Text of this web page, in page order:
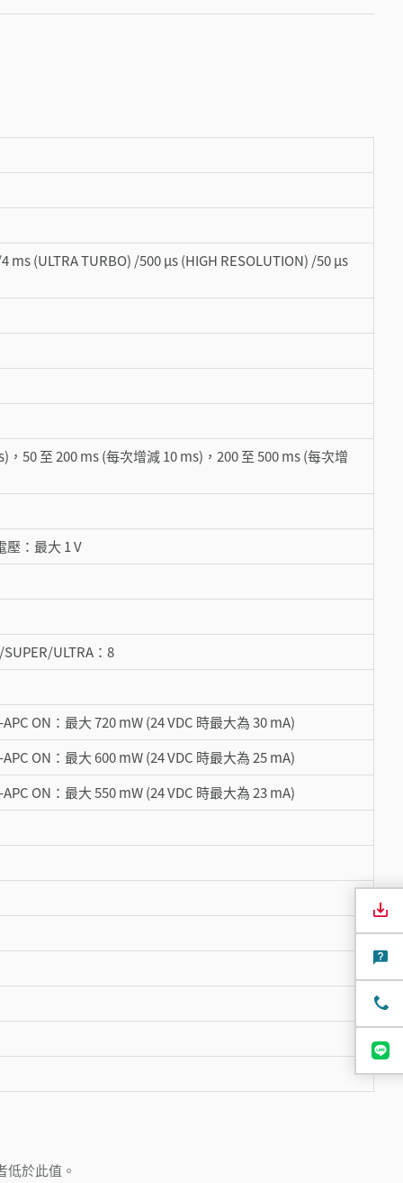
ms (ULTRA TURBO) /500 µs (HIGH RESOLUTION) /50 µs
50 至 200 ms (每次增減 10 ms)，200 至 500 ms (每次增
壓：最大 1 V
ULTRA：8
ON：最大 720 mW (24 VDC 時最大為 30 mA)
ON：最大 600 mW (24 VDC 時最大為 25 mA)
ON：最大 550 mW (24 VDC 時最大為 23 mA)
於此值。